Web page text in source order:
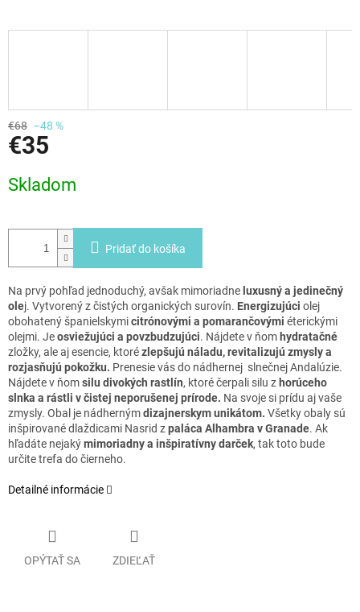
€68 –48 %
€35
cena:
Skladom
Pridať do košíka
Na prvý pohľad jednoduchý, avšak mimoriadne luxusný a jedinečný
olej. Vytvorený z čistých organických surovín. Energizujúci olej
obohatený španielskymicitrónovými a pomarančovými éterickými
olejmi. Jeosviežujúci a povzbudzujúci. Nájdete v ňom hydratačné
zložky, ale aj esencie, ktorézlepšujú náladu, revitalizujú zmysly a
rozjasňujú pokožku. Prenesie vás do nádhernej slnečnej Andalúzie.
Nájdete v ňomsilu divokých rastlín, ktoré čerpali silu z horúceho
slnka a rástli v čistej neporušenej prírode. Na svoje si prídu aj vaše
zmysly. Obal je nádhernýmdizajnerskym unikátom. Všetky obaly sú
inšpirované dlaždicami Nasrid zpaláca Alhambra v Granade. Ak
hľadáte nejakýmimoriadny a inšpiratívny darček, tak toto bude
určite trefa do čierneho.
Detailné informácie
OPÝTAŤ SA ZDIEĽAŤ